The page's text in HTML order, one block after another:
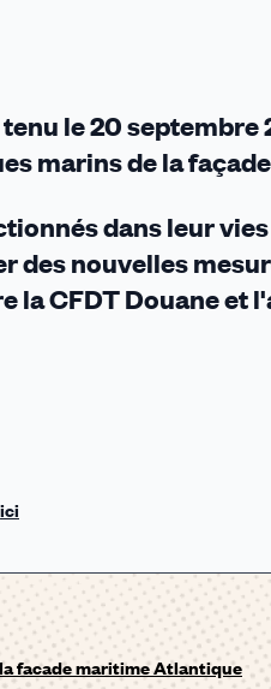
le 20 septembre
marins de la
dans leur
des nouvelles
la CFDT Douane et
ici
la facade maritime Atlantique